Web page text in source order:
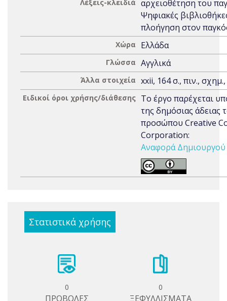
Λέξεις-κλειδιά αρχειοθέτηση του
Ψηφιακές
πλοήγηση στον
Χώρα Ελλάδα
Γλώσσα Αγγλικά
Άλλα στοιχεία xxii, 164 σ., πιν.,
Ειδικοί όροι χρήσης/διάθεσης Το έργο παρέχεται
της δημόσιας άδειας
προσώπου Creative
Corporation:
Αναφορά Δημιουργού
Στατιστικά χρήσης
0
ΠΡΟΒΟΛΕΣ
0
ΞΕΦΥΛΛΙΣΜΑΤΑ